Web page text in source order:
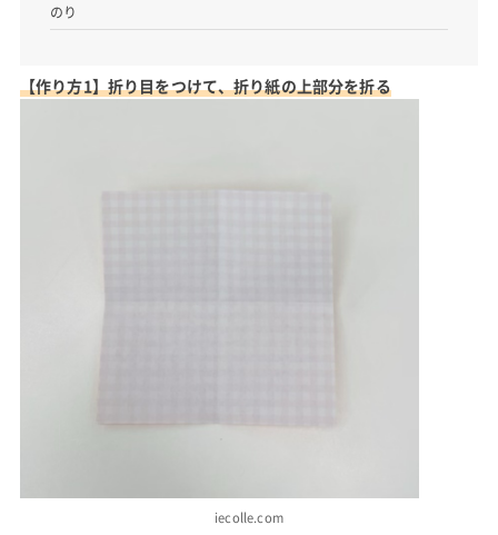
のり
【作り方1】折り目をつけて、折り紙の上部分を折る
iecolle.com